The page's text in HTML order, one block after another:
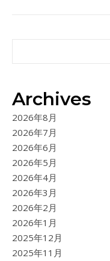
Archives
2026年8月
2026年7月
2026年6月
2026年5月
2026年4月
2026年3月
2026年2月
2026年1月
2025年12月
2025年11月